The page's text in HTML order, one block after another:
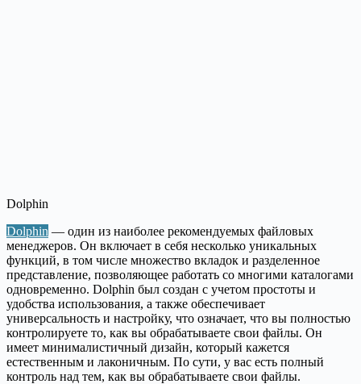
Dolphin
Dolphin — один из наиболее рекомендуемых файловых
менеджеров. Он включает в себя несколько уникальных
функций, в том числе множество вкладок и разделенное
представление, позволяющее работать со многими каталогами
одновременно. Dolphin был создан с учетом простоты и
удобства использования, а также обеспечивает
универсальность и настройку, что означает, что вы полностью
контролируете то, как вы обрабатываете свои файлы. Он
имеет минималистичный дизайн, который кажется
естественным и лаконичным. По сути, у вас есть полный
контроль над тем, как вы обрабатываете свои файлы.